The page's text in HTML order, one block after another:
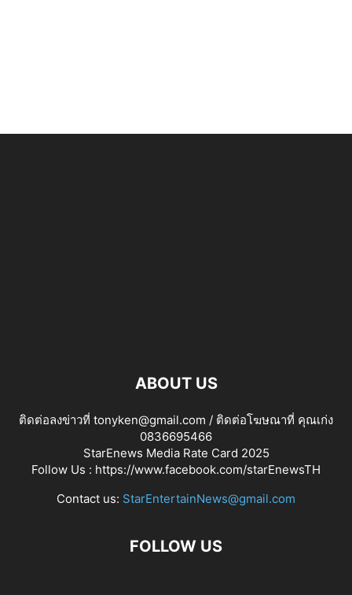
ABOUT US
ติดต่อลงข่าวที่ tonyken@gmail.com / ติดต่อโฆษณาที่ คุณเก่ง
0836695466
StarEnews Media Rate Card 2025
Follow Us : https://www.facebook.com/starEnewsTH
Contact us: StarEntertainNews@gmail.com
FOLLOW US